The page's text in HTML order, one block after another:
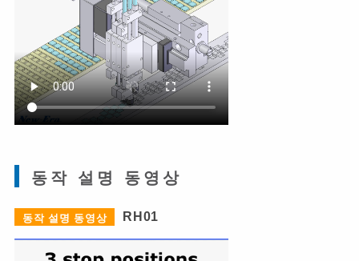
동작 설명 동영상
동작 설명 동영상 RH01